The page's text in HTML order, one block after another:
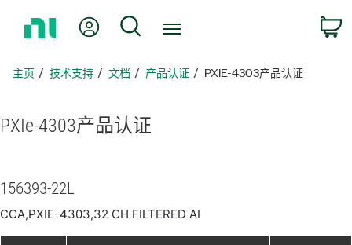
页
我的账户 搜索
主页 技术支持 文档 产品认证 PXIE-4303产品认证
PXIe-4303产品认证
156393-22L
CCA,PXIE-4303,32 CH FILTERED AI